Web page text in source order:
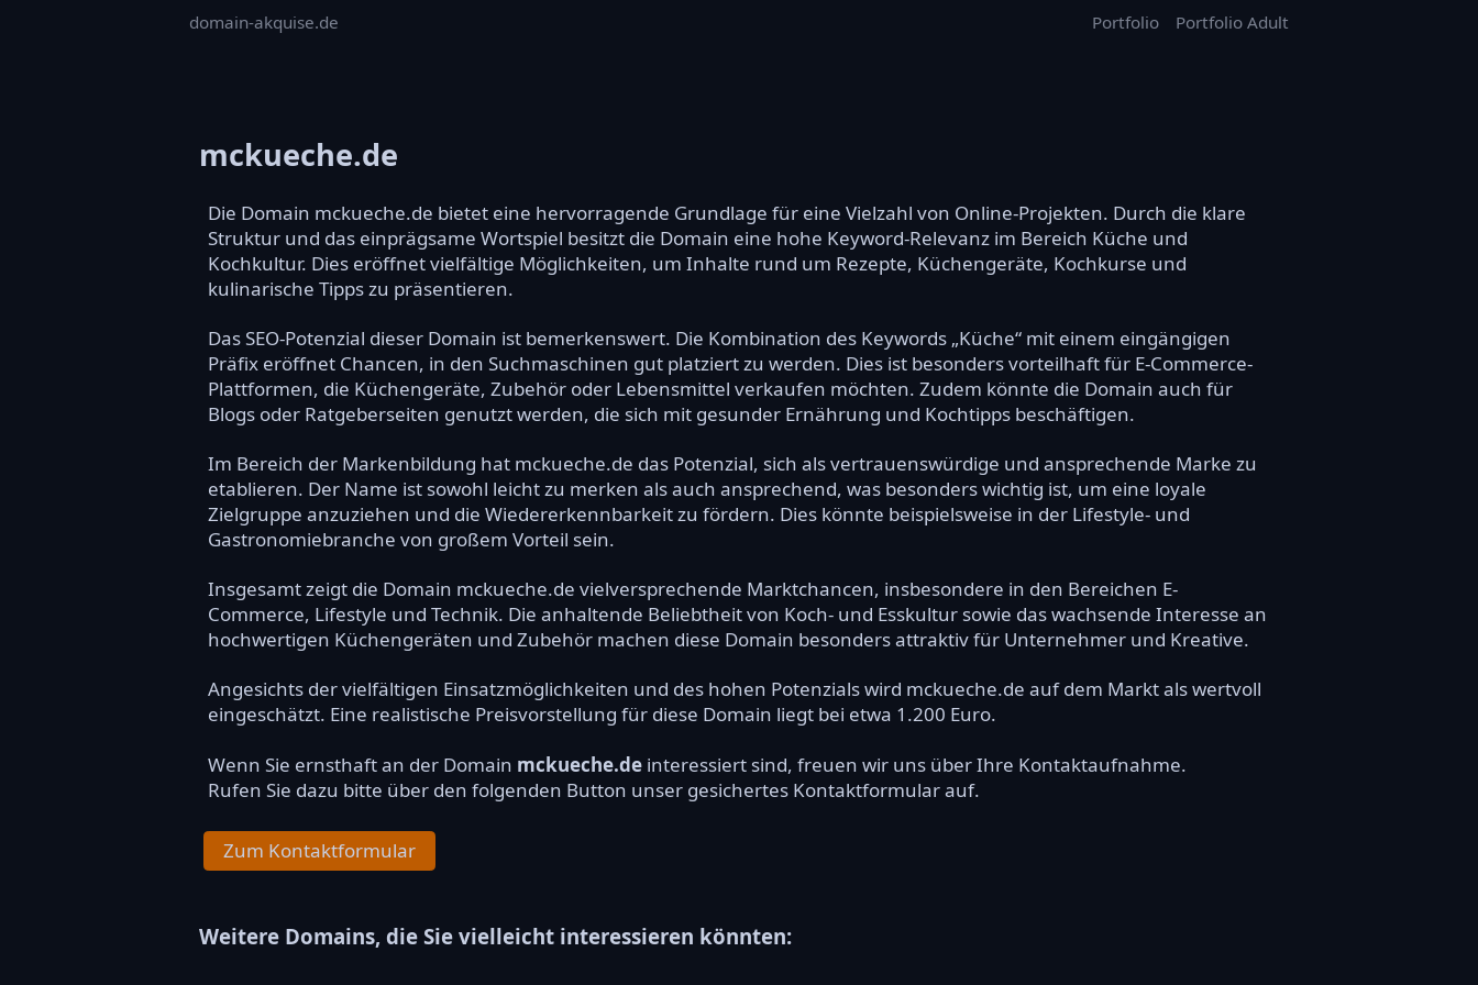
domain-akquise.de Portfolio Portfolio Adult
mckueche.de
Die Domain mckueche.de bietet eine hervorragende Grundlage für eine Vielzahl von Online-Projekten. Durch die klare
Struktur und das einprägsame Wortspiel besitzt die Domain eine hohe Keyword-Relevanz im Bereich Küche und
Kochkultur. Dies eröffnet vielfältige Möglichkeiten, um Inhalte rund um Rezepte, Küchengeräte, Kochkurse und
kulinarische Tipps zu präsentieren.
Das SEO-Potenzial dieser Domain ist bemerkenswert. Die Kombination des Keywords „Küche“ mit einem eingängigen
Präfix eröffnet Chancen, in den Suchmaschinen gut platziert zu werden. Dies ist besonders vorteilhaft für E-Commerce-
Plattformen, die Küchengeräte, Zubehör oder Lebensmittel verkaufen möchten. Zudem könnte die Domain auch für
Blogs oder Ratgeberseiten genutzt werden, die sich mit gesunder Ernährung und Kochtipps beschäftigen.
Im Bereich der Markenbildung hat mckueche.de das Potenzial, sich als vertrauenswürdige und ansprechende Marke zu
etablieren. Der Name ist sowohl leicht zu merken als auch ansprechend, was besonders wichtig ist, um eine loyale
Zielgruppe anzuziehen und die Wiedererkennbarkeit zu fördern. Dies könnte beispielsweise in der Lifestyle- und
Gastronomiebranche von großem Vorteil sein.
Insgesamt zeigt die Domain mckueche.de vielversprechende Marktchancen, insbesondere in den Bereichen E-
Commerce, Lifestyle und Technik. Die anhaltende Beliebtheit von Koch- und Esskultur sowie das wachsende Interesse an
hochwertigen Küchengeräten und Zubehör machen diese Domain besonders attraktiv für Unternehmer und Kreative.
Angesichts der vielfältigen Einsatzmöglichkeiten und des hohen Potenzials wird mckueche.de auf dem Markt als wertvoll
eingeschätzt. Eine realistische Preisvorstellung für diese Domain liegt bei etwa 1.200 Euro.
Wenn Sie ernsthaft an der Domain mckueche.de interessiert sind, freuen wir uns über Ihre Kontaktaufnahme.
Rufen Sie dazu bitte über den folgenden Button unser gesichertes Kontaktformular auf.
Zum Kontaktformular
Weitere Domains, die Sie vielleicht interessieren könnten: